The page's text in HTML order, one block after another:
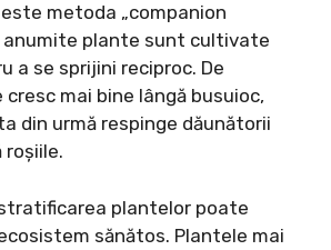
metoda „companion
anumite plante sunt cultivate
a se sprijini reciproc. De
cresc mai bine lângă busuioc,
din urmă respinge dăunătorii
plantelor poate
sănătos. Plantele mai